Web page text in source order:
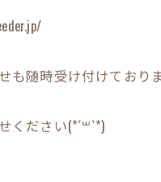
も随時受け付けており
ください(*´꒳`*)